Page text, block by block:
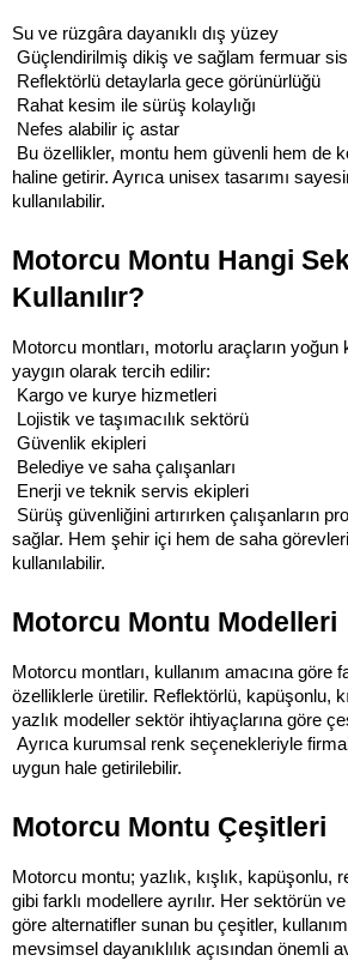
Su ve rüzgâra dayanıklı dış yüzey
Güçlendirilmiş dikiş ve sağlam fermuar
Reflektörlü detaylarla gece görünürlüğü
Rahat kesim ile sürüş kolaylığı
Nefes alabilir iç astar
haline getirir. Ayrıca unisex tasarımı
kullanılabilir.
Motorcu Montu Hangi
Kullanılır?
Motorcu montları, motorlu araçların yoğun
yaygın olarak tercih edilir:
Kargo ve kurye hizmetleri
Lojistik ve taşımacılık sektörü
Güvenlik ekipleri
Belediye ve saha çalışanları
Enerji ve teknik servis ekipleri
sağlar. Hem şehir içi hem de saha
kullanılabilir.
Motorcu Montu Modelleri
Motorcu montları, kullanım amacına göre
özelliklerle üretilir. Reflektörlü, kapüşonlu,
yazlık modeller sektör ihtiyaçlarına göre
uygun hale getirilebilir.
Motorcu Montu Çeşitleri
Motorcu montu; yazlık, kışlık, kapüşonlu,
gibi farklı modellere ayrılır. Her sektörün ve
göre alternatifler sunan bu çeşitler, kullanım
mevsimsel dayanıklılık açısından önemli